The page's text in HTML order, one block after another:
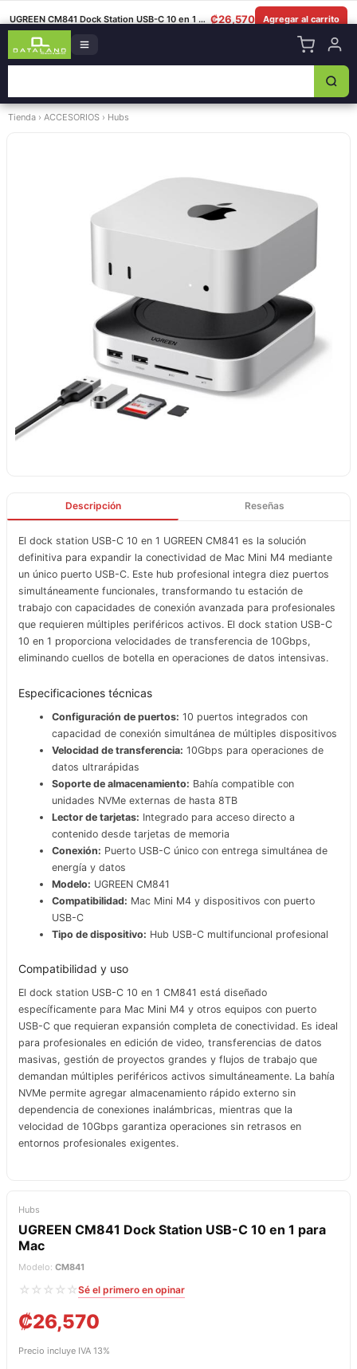
Facebook|
UGREEN CM841 Dock Station USB-C 10 en 1 para Mac ₡26,570 Agregar al carrito
Tienda › ACCESORIOS › Hubs
Descripción Reseñas
El dock station USB-C 10 en 1 UGREEN CM841 es la solución
definitiva para expandir la conectividad de Mac Mini M4 mediante
un único puerto USB-C. Este hub profesional integra diez puertos
simultáneamente funcionales, transformando tu estación de
trabajo con capacidades de conexión avanzada para profesionales
que requieren múltiples periféricos activos. El dock station USB-C
10 en 1 proporciona velocidades de transferencia de 10Gbps,
eliminando cuellos de botella en operaciones de datos intensivas.
Especificaciones técnicas
Configuración de puertos: 10 puertos integrados con
capacidad de conexión simultánea de múltiples dispositivos
Velocidad de transferencia: 10Gbps para operaciones de
datos ultrarápidas
Soporte de almacenamiento: Bahía compatible con
unidades NVMe externas de hasta 8TB
Lector de tarjetas: Integrado para acceso directo a
contenido desde tarjetas de memoria
Conexión: Puerto USB-C único con entrega simultánea de
energía y datos
Modelo: UGREEN CM841
Compatibilidad: Mac Mini M4 y dispositivos con puerto
USB-C
Tipo de dispositivo: Hub USB-C multifuncional profesional
Compatibilidad y uso
El dock station USB-C 10 en 1 CM841 está diseñado
específicamente para Mac Mini M4 y otros equipos con puerto
USB-C que requieran expansión completa de conectividad. Es ideal
para profesionales en edición de video, transferencias de datos
masivas, gestión de proyectos grandes y flujos de trabajo que
demandan múltiples periféricos activos simultáneamente. La bahía
NVMe permite agregar almacenamiento rápido externo sin
dependencia de conexiones inalámbricas, mientras que la
velocidad de 10Gbps garantiza operaciones sin retrasos en
entornos profesionales exigentes.
Hubs
UGREEN CM841 Dock Station USB-C 10 en 1 para
Mac
Modelo: CM841
☆☆☆☆☆Sé el primero en opinar
₡26,570
Precio incluye IVA 13%